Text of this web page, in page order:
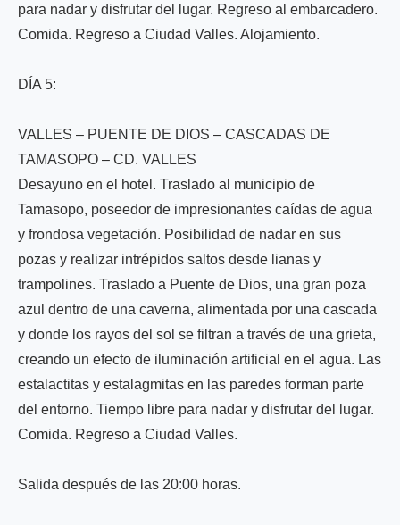
para nadar y disfrutar del lugar. Regreso al embarcadero.
Comida. Regreso a Ciudad Valles. Alojamiento.
DÍA 5:
VALLES – PUENTE DE DIOS – CASCADAS DE
TAMASOPO – CD. VALLES
Desayuno en el hotel. Traslado al municipio de
Tamasopo, poseedor de impresionantes caídas de agua
y frondosa vegetación. Posibilidad de nadar en sus
pozas y realizar intrépidos saltos desde lianas y
trampolines. Traslado a Puente de Dios, una gran poza
azul dentro de una caverna, alimentada por una cascada
y donde los rayos del sol se filtran a través de una grieta,
creando un efecto de iluminación artificial en el agua. Las
estalactitas y estalagmitas en las paredes forman parte
del entorno. Tiempo libre para nadar y disfrutar del lugar.
Comida. Regreso a Ciudad Valles.
Salida después de las 20:00 horas.